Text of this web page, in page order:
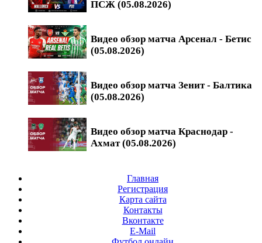
ПСЖ (05.08.2026)
Видео обзор матча Арсенал - Бетис
(05.08.2026)
Видео обзор матча Зенит - Балтика
(05.08.2026)
Видео обзор матча Краснодар -
Ахмат (05.08.2026)
Главная
Регистрация
Карта сайта
Контакты
Вконтакте
E-Mail